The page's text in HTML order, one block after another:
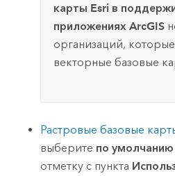
карты Esri в
приложениях ArcGIS
организаций,
векторные базовые
Растровые базовые
выберите по умолчанию
отметку с пункта